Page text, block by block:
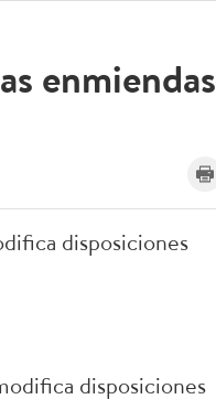
enmiendas
disposiciones
disposiciones